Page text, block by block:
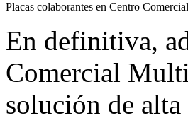
Placas colaborantes en Centro
En definitiva,
Comercial
solución de